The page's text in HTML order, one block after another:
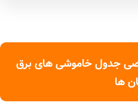
جدول خاموشی های برق
ها